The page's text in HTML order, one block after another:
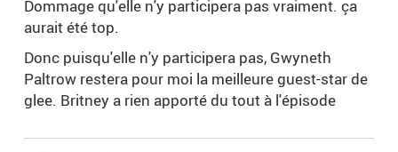
Dommage qu'elle n'y participera pas vraiment. ça
aurait été top.
Donc puisqu'elle n'y participera pas, Gwyneth
Paltrow restera pour moi la meilleure guest-star de
glee. Britney a rien apporté du tout à l'épisode